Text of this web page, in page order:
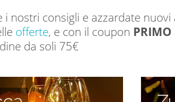
i nostri consigli e azzardate
offerte, e con il coupon PRIMO
da soli 75€